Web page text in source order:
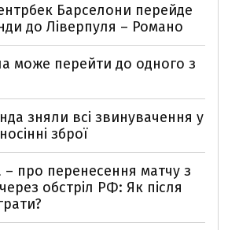
Барселони перейде
до Ліверпуля – Романо
може перейти до одного з
зняли всі звинувачення у
зброї
про перенесення матчу з
обстріл РФ: Як після